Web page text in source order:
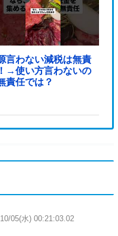
言わない減税は無責
→使い方言わないの
責任では？
05(水) 00:21:03.02